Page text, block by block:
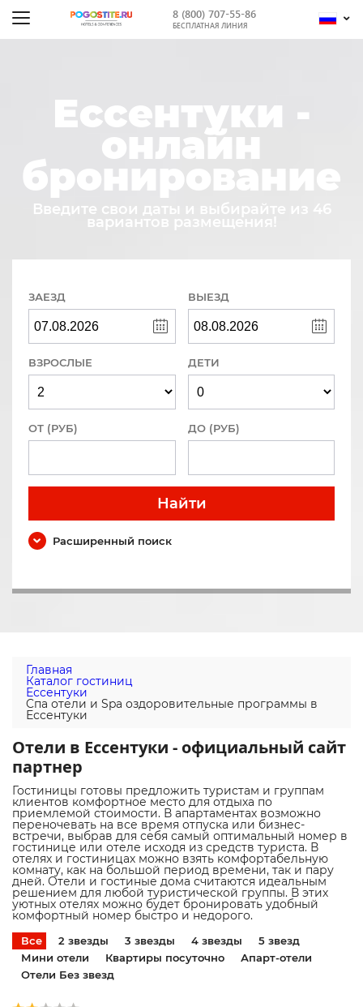
8 (800) 707-55-86
БЕСПЛАТНАЯ ЛИНИЯ
Ессентуки -
онлайн
бронирование
Введите свои даты и выбирайте из 46
вариантов размещения!
ЗАЕЗД ВЫЕЗД
ВЗРОСЛЫЕ ДЕТИ
ОТ (РУБ) ДО (РУБ)
Найти
Расширенный поиск
Главная
Каталог гостиниц
Ессентуки
Cпа отели и Spa оздоровительные программы в
Ессентуки
Отели в Ессентуки - официальный сайт
партнер
Гостиницы готовы предложить туристам и группам
клиентов комфортное место для отдыха по
приемлемой стоимости. В апартаментах возможно
переночевать на все время отпуска или бизнес-
встречи, выбрав для себя самый оптимальный номер в
гостинице или отеле исходя из средств туриста. В
отелях и гостиницах можно взять комфортабельную
комнату, как на большой период времени, так и пару
дней. Отели и гостиные дома считаются идеальным
решением для любой туристической группы. В этих
уютных отелях можно будет бронировать удобный
комфортный номер быстро и недорого.
Все 2 звезды 3 звезды 4 звезды
5 звезд
Мини отели
Квартиры посуточно
Апарт-отели
Отели Без звезд